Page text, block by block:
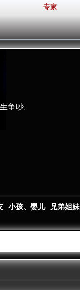
专家
争吵。
小孩、婴儿 兄弟姐妹